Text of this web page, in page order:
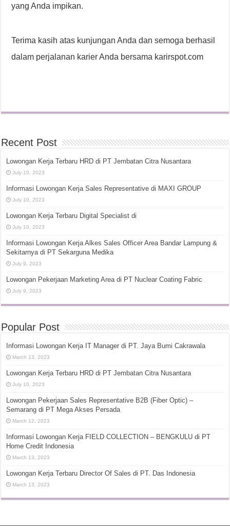
yang Anda impikan.
Terima kasih atas kunjungan Anda dan semoga berhasil
dalam perjalanan karier Anda bersama karirspot.com
Recent Post
Lowongan Kerja Terbaru HRD di PT Jembatan Citra Nusantara
July 10, 2023
Informasi Lowongan Kerja Sales Representative di MAXI GROUP
July 10, 2023
Lowongan Kerja Terbaru Digital Specialist di
July 10, 2023
Informasi Lowongan Kerja Alkes Sales Officer Area Bandar Lampung &
Sekitarnya di PT Sekarguna Medika
July 9, 2023
Lowongan Pekerjaan Marketing Area di PT Nuclear Coating Fabric
July 9, 2023
Popular Post
Informasi Lowongan Kerja IT Manager di PT. Jaya Bumi Cakrawala
March 13, 2023
Lowongan Kerja Terbaru HRD di PT Jembatan Citra Nusantara
July 10, 2023
Lowongan Pekerjaan Sales Representative B2B (Fiber Optic) –
Semarang di PT Mega Akses Persada
March 12, 2023
Informasi Lowongan Kerja FIELD COLLECTION – BENGKULU di PT
Home Credit Indonesia
March 13, 2023
Lowongan Kerja Terbaru Director Of Sales di PT. Das Indonesia
March 13, 2023